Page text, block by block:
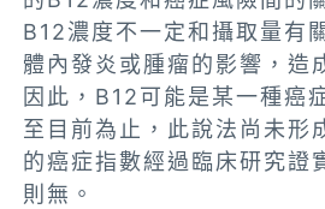
B12濃度不一定和攝取量有
體內發炎或腫瘤的影響，造
因此，B12可能是某一種癌
至目前為止，此說法尚未形
的癌症指數經過臨床研究證
則無。